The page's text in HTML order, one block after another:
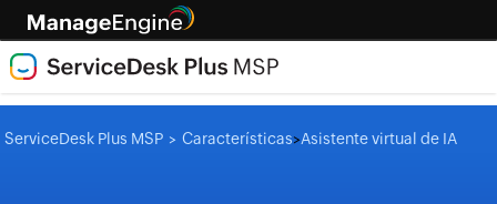
ServiceDesk Plus MSP > Características>Asistente virtual de IA